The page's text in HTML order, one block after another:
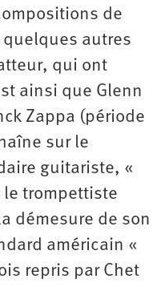
de
quelques autres
qui ont
ainsi que Glenn
Zappa (période
sur le
guitariste, «
le trompettiste
démesure de son
américain «
repris par Chet